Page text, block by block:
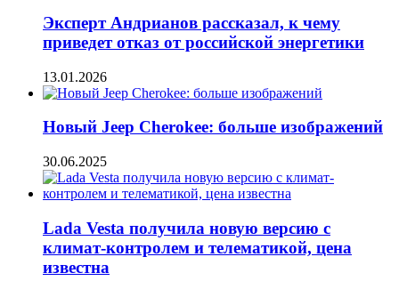
Эксперт Андрианов рассказал, к чему
приведет отказ от российской энергетики
13.01.2026
Новый Jeep Cherokee: больше изображений
30.06.2025
Lada Vesta получила новую версию с
климат-контролем и телематикой, цена
известна